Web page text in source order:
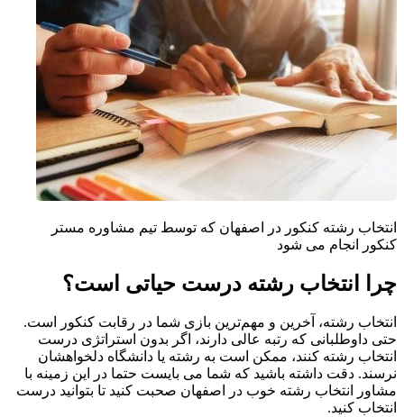
انتخاب رشته کنکور در اصفهان که توسط تیم مشاوره مستر
کنکور انجام می شود
چرا انتخاب رشته درست حیاتی است؟
انتخاب رشته، آخرین و مهم‌ترین بازی شما در رقابت کنکور است.
حتی داوطلبانی که رتبه عالی دارند، اگر بدون استراتژی درست
انتخاب رشته کنند، ممکن است به رشته یا دانشگاه دلخواهشان
نرسند. دقت داشته باشید که شما می بایست حتما در این زمینه با
مشاور انتخاب رشته خوب در اصفهان صحبت کنید تا بتوانید درست
انتخاب کنید.